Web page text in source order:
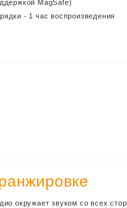
MagSafe)
- 1 час воспроизведения
окружает звуком со всех